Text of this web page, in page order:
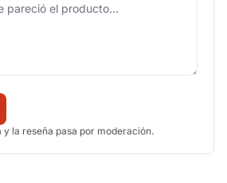
la reseña pasa por moderación.